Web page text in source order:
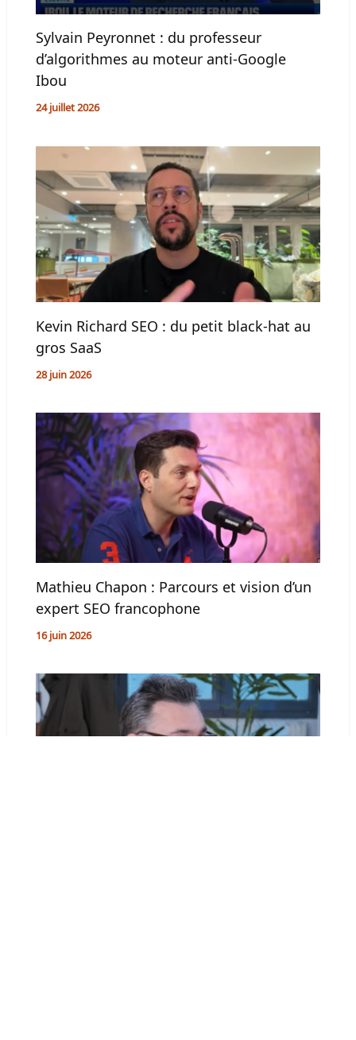
Sylvain Peyronnet : du professeur
d’algorithmes au moteur anti-Google
Ibou
24 juillet 2026
Kevin Richard SEO : du petit black-hat au
gros SaaS
28 juin 2026
Mathieu Chapon : Parcours et vision d’un
expert SEO francophone
16 juin 2026